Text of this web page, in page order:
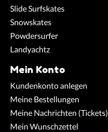
Slide Surfskates
Snowskates
Powdersurfer
Landyachtz
Mein Konto
Kundenkonto anlegen
Meine Bestellungen
Meine Nachrichten (Tickets)
Mein Wunschzettel